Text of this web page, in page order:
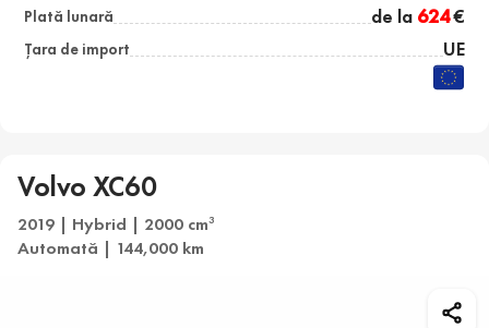
Plată lunară de la 624€
Țara de import UE
Volvo XC60
2019 | Hybrid | 2000 cm3
Automată | 144,000 km